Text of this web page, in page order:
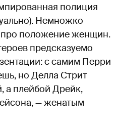
полиция
Немножко
положение женщин.
предсказуемо
с самим Перри
но Делла Стрит
а плейбой Дрейк,
— женатым